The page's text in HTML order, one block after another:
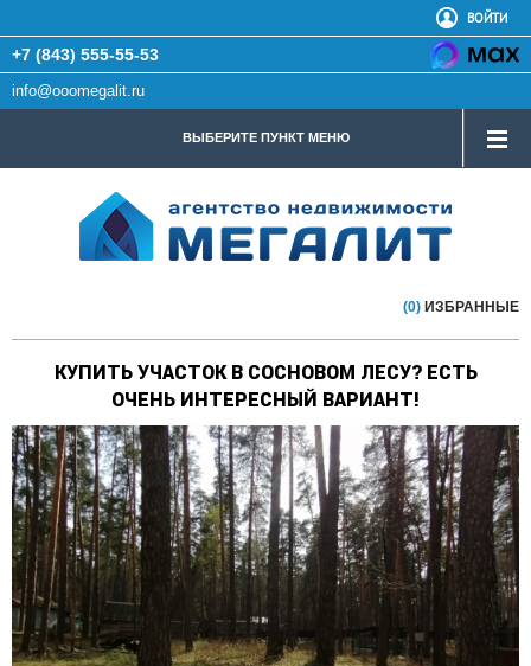
ВОЙТИ
+7 (843) 555-55-53
info@ooomegalit.ru
ВЫБЕРИТЕ ПУНКТ МЕНЮ
(0) ИЗБРАННЫЕ
КУПИТЬ УЧАСТОК В СОСНОВОМ ЛЕСУ? ЕСТЬ
ОЧЕНЬ ИНТЕРЕСНЫЙ ВАРИАНТ!